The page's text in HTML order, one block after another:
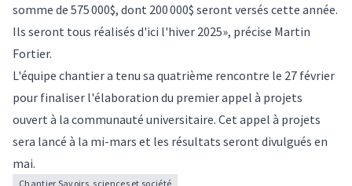
somme de 575 000$, dont 200 000$ seront versés cette année.
Ils seront tous réalisés d'ici l'hiver 2025», précise Martin
Fortier.
L'équipe chantier a tenu sa quatrième rencontre le 27 février
pour finaliser l'élaboration du premierappel à projets
ouvert à la communauté universitaire. Cet appel à projets
sera lancé à la mi-mars et les résultats seront divulgués en
mai.
Chantier Savoirs, sciences et société